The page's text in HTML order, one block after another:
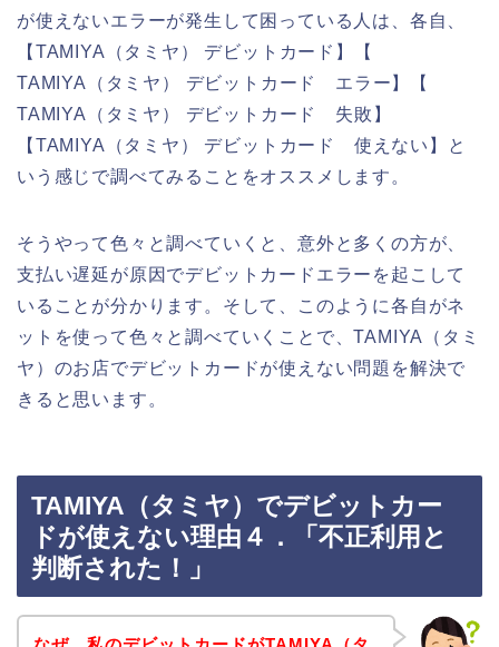
が使えないエラーが発生して困っている人は、各自、
【TAMIYA（タミヤ） デビットカード】【
TAMIYA（タミヤ） デビットカード エラー】【
TAMIYA（タミヤ） デビットカード 失敗】
【TAMIYA（タミヤ） デビットカード 使えない】と
いう感じで調べてみることをオススメします。
そうやって色々と調べていくと、意外と多くの方が、
支払い遅延が原因でデビットカードエラーを起こして
いることが分かります。そして、このように各自がネ
ットを使って色々と調べていくことで、TAMIYA（タミ
ヤ）のお店でデビットカードが使えない問題を解決で
きると思います。
TAMIYA（タミヤ）でデビットカー
ドが使えない理由４．「不正利用と
判断された！」